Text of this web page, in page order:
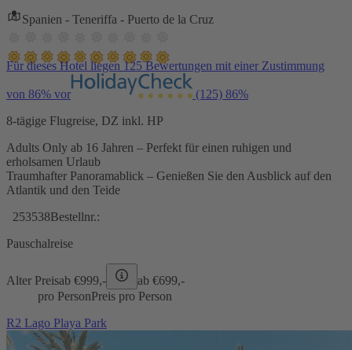
Spanien - Teneriffa - Puerto de la Cruz
Für dieses Hotel liegen 125 Bewertungen mit einer Zustimmung
von 86% vor (125) 86%
8-tägige Flugreise, DZ inkl. HP
Adults Only ab 16 Jahren – Perfekt für einen ruhigen und
erholsamen Urlaub
Traumhafter Panoramablick – Genießen Sie den Ausblick auf den
Atlantik und den Teide
253538Bestellnr.:
Pauschalreise
Alter Preisab €999,- ab €699,-
pro PersonPreis pro Person
R2 Lago Playa Park